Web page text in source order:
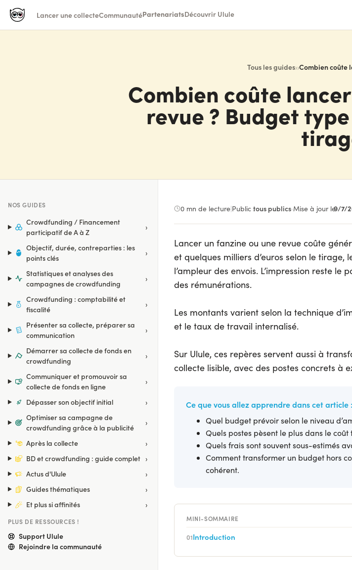
Lancer une collecteCommunautéPartenariatsDécouvrir Ulule
Tous les guides››
Combien coûte
revue ? Budget
NOS GUIDES
Crowdfunding / Financement
participatif de A à Z
›
Objectif, durée, contreparties : les
points clés
›
Statistiques et analyses des
campagnes de crowdfunding
›
Crowdfunding : comptabilité et
fiscalité
›
Présenter sa collecte, préparer sa
communication
›
Démarrer sa collecte de fonds en
crowdfunding
›
Communiquer et promouvoir sa
collecte de fonds en ligne
›
Dépasser son objectif initial
›
Optimiser sa campagne de
crowdfunding grâce à la publicité
›
Après la collecte
›
BD et crowdfunding : guide complet ›
Actus d'Ulule
›
Guides thématiques
›
Et plus si affinités
›
PLUS DE RESSOURCES !
Support Ulule
Rejoindre la communauté
0 mn de lecture|Public :tous publics·Mise à jour le9/7/
Lancer un fanzine ou une revue coûte
et quelques milliers d’euros selon le tirage,
l’ampleur des envois. L’impression reste le
des rémunérations.
Les montants varient selon la technique
et le taux de travail internalisé.
Sur Ulule, ces repères servent aussi à
collecte lisible, avec des postes concrets à
Ce que vous allez apprendre dans cet article :
Quel budget prévoir selon le niveau
Quels postes pèsent le plus dans le coût
Quels frais sont souvent sous-estimés
Comment transformer un budget hors
cohérent.
MINI-SOMMAIRE
01Introduction